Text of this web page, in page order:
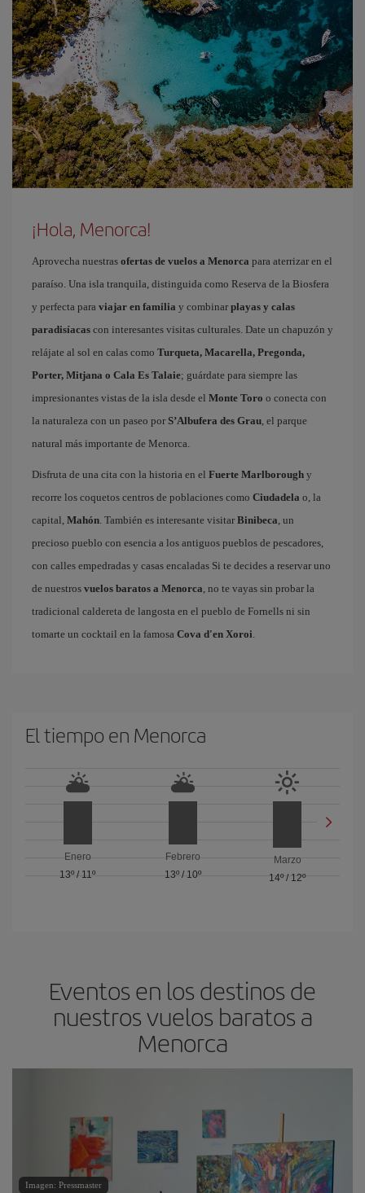
¡Hola, Menorca!
Aprovecha nuestras ofertas de vuelos a Menorca para aterrizar en el
paraíso. Una isla tranquila, distinguida como Reserva de la Biosfera
y perfecta para viajar en familia y combinar playas y calas
paradisíacas con interesantes visitas culturales. Date un chapuzón y
relájate al sol en calas como Turqueta, Macarella, Pregonda,
Porter, Mitjana o Cala Es Talaie; guárdate para siempre las
impresionantes vistas de la isla desde el Monte Toro o conecta con
la naturaleza con un paseo por S’Albufera des Grau, el parque
natural más importante de Menorca.
Disfruta de una cita con la historia en el Fuerte Marlborough y
recorre los coquetos centros de poblaciones como Ciudadela o, la
capital, Mahón. También es interesante visitar Binibeca, un
precioso pueblo con esencia a los antiguos pueblos de pescadores,
con calles empedradas y casas encaladas Si te decides a reservar uno
de nuestros vuelos baratos a Menorca, no te vayas sin probar la
tradicional caldereta de langosta en el pueblo de Fornells ni sin
tomarte un cocktail en la famosa Cova d'en Xoroi.
El tiempo en Menorca
Enero
13º / 11º
Febrero
13º/ 10º
Marzo
14º/ 12º
Eventos en los destinos de
nuestros vuelos baratos a
Menorca
Imagen: Pressmaster